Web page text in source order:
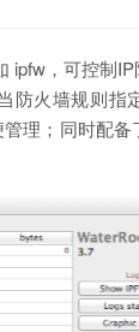
ipfw，可控制
防火墙规则指
理；同时配